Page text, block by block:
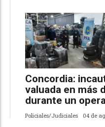
Concordia:
valuada en más
durante un
Policiales/Judiciales 04 de